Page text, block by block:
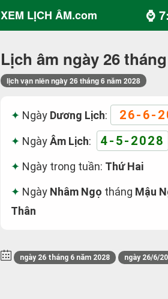
XEM LỊCH ÂM.com ⌚
Lịch âm ngày 26
lịch vạn niên ngày 26 tháng 6 năm 2028
Ngày Dương Lịch: 26-6-
NgàyÂm Lịch: 4-5-2028
Ngày trong tuần: Thứ Hai
Ngày Nhâm Ngọ tháng Mậu
Thân
ngày 26 tháng 6 năm 2028 ngày 26/6/